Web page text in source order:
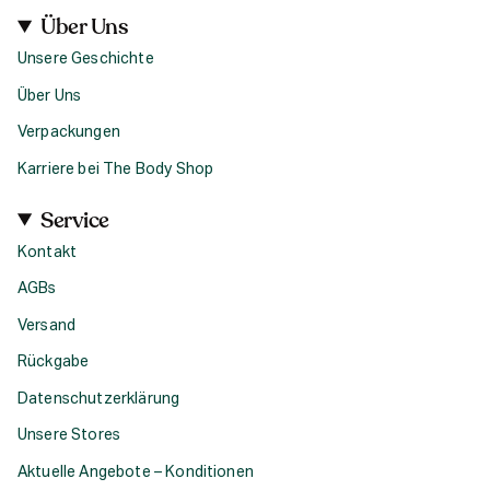
Über Uns
Unsere Geschichte
Über Uns
Verpackungen
Karriere bei The Body Shop
Service
Kontakt
AGBs
Versand
Rückgabe
Datenschutzerklärung
Unsere Stores
Aktuelle Angebote – Konditionen